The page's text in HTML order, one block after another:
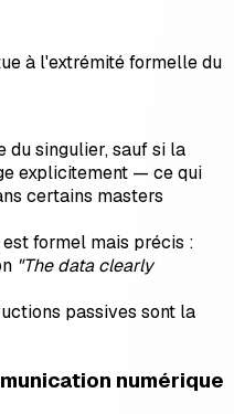
à l'extrémité formelle du
du singulier, sauf si la
explicitement — ce qui
certains masters
formel mais précis :
"The data clearly
passives sont la
numérique